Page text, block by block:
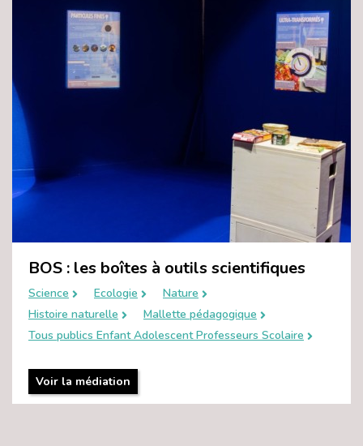
BOS : les boîtes à outils scientifiques
Science Ecologie
Nature
Histoire naturelle
Mallette pédagogique
Tous publics Enfant Adolescent Professeurs Scolaire
Voir la médiation